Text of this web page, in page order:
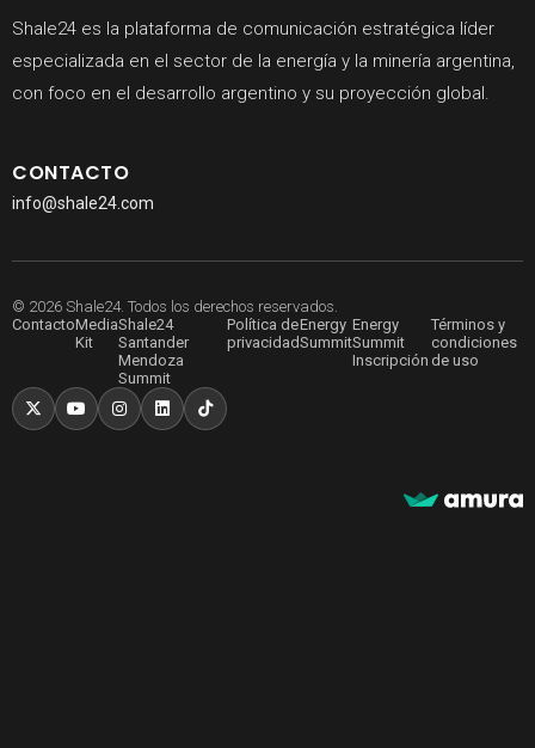
Shale24 es la plataforma de comunicación estratégica líder
especializada en el sector de la energía y la minería argentina,
con foco en el desarrollo argentino y su proyección global.
CONTACTO
info@shale24.com
© 2026 Shale24. Todos los derechos reservados.
ContactoMedia
Kit
Shale24
Santander
Mendoza
Summit
Política de
privacidad
Energy
Summit
Energy
Summit
Inscripción
Términos y
condiciones
de uso